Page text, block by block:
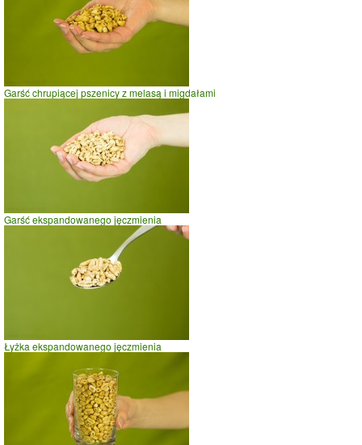
Garść chrupiącej pszenicy z melasą i migdałami
Garść ekspandowanego jęczmienia
Łyżka ekspandowanego jęczmienia